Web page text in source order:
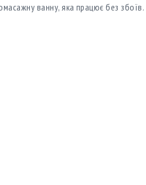
ванну, яка працює без збоїв.